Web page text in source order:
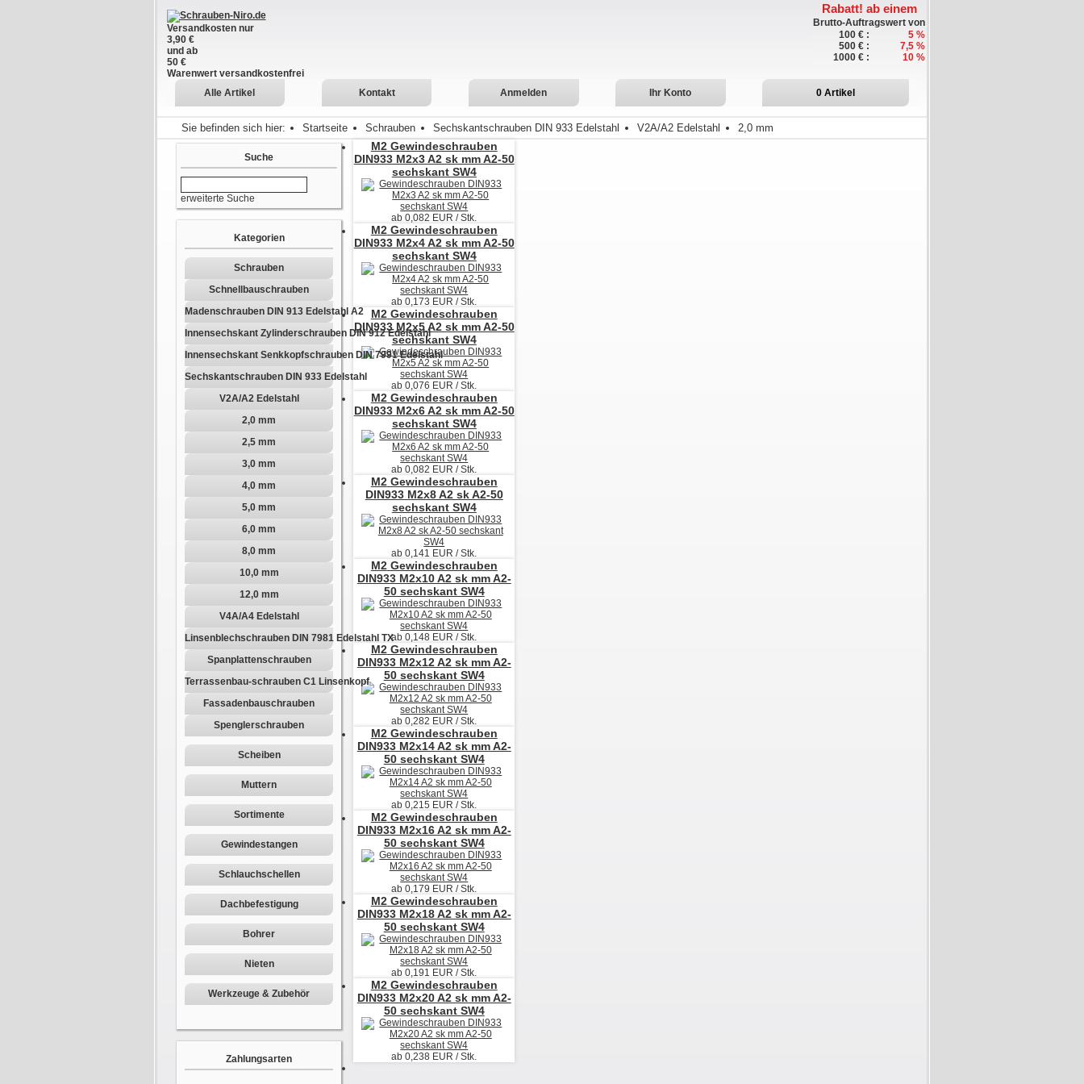
Versandkosten nur
3,90 €
und ab
50 €
Warenwert versandkostenfrei
Alle Artikel
Kontakt Anmelden Ihr Konto 0 Artikel
Sie befinden sich hier: Startseite Schrauben Sechskantschrauben DIN 933 Edelstahl V2A/A2 Edelstahl 2,0 mm
Suche
erweiterte Suche
Rabatt! ab einem
Brutto-Auftragswert von
100 € :
5 %
500 € :
7,5 %
1000 € :
10 %
Kategorien
Schrauben
Schnellbauschrauben
Madenschrauben DIN 913 Edelstahl A2
Innensechskant Zylinderschrauben DIN 912 Edelstahl
Innensechskant Senkkopfschrauben DIN 7991 Edelstahl
Sechskantschrauben DIN 933 Edelstahl
V2A/A2 Edelstahl
2,0 mm
2,5 mm
3,0 mm
4,0 mm
5,0 mm
6,0 mm
8,0 mm
10,0 mm
12,0 mm
V4A/A4 Edelstahl
Linsenblechschrauben DIN 7981 Edelstahl TX
Spanplattenschrauben
Terrassenbau-schrauben C1 Linsenkopf
Fassadenbauschrauben
Spenglerschrauben
Scheiben
Muttern
Sortimente
Gewindestangen
Schlauchschellen
Dachbefestigung
Bohrer
Nieten
Werkzeuge & Zubehör
Zahlungsarten
M2Gewindeschrauben
DIN933 M2x3 A2 sk mm A2-50
sechskant SW4
ab0,082 EUR / Stk.
M2Gewindeschrauben
DIN933 M2x4 A2 sk mm A2-50
sechskant SW4
ab0,173 EUR / Stk.
M2Gewindeschrauben
DIN933 M2x5 A2 sk mm A2-50
sechskant SW4
ab0,076 EUR / Stk.
M2Gewindeschrauben
DIN933 M2x6 A2 sk mm A2-50
sechskant SW4
ab0,082 EUR / Stk.
M2Gewindeschrauben
DIN933 M2x8 A2 sk A2-50
sechskant SW4
ab0,141 EUR / Stk.
M2Gewindeschrauben
DIN933 M2x10 A2 sk mm A2-
50 sechskant SW4
ab0,148 EUR / Stk.
M2Gewindeschrauben
DIN933 M2x12 A2 sk mm A2-
50 sechskant SW4
ab0,282 EUR / Stk.
M2Gewindeschrauben
DIN933 M2x14 A2 sk mm A2-
50 sechskant SW4
ab0,215 EUR / Stk.
M2Gewindeschrauben
DIN933 M2x16 A2 sk mm A2-
50 sechskant SW4
ab0,179 EUR / Stk.
M2Gewindeschrauben
DIN933 M2x18 A2 sk mm A2-
50 sechskant SW4
ab0,191 EUR / Stk.
M2Gewindeschrauben
DIN933 M2x20 A2 sk mm A2-
50 sechskant SW4
ab0,238 EUR / Stk.